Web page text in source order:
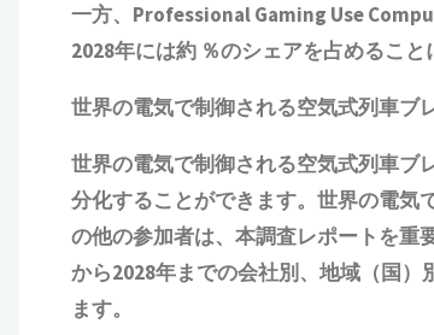
一方、Professional Gaming Use
2028年には約 ％のシェアを占めること
世界の電気で制御される空気式列車ブ
世界の電気で制御される空気式列車ブ
分化することができます。世界の電気
の他の参加者は、本調査レポートを重
から2028年までの会社別、地域（国
ます。